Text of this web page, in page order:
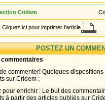
Cridem
Cliquez ici pour imprimer l'article
POSTEZ UN
commenter! Quelques
sur Cridem :
pour enrichir : Le but des
à partir des articles publiés sur